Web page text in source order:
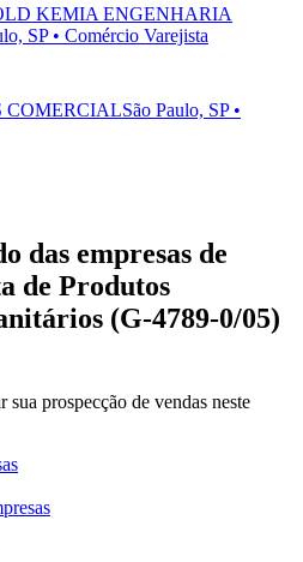
KEMIA ENGENHARIA
SP • Comércio Varejista
COMERCIALSão Paulo, SP •
das empresas de
de Produtos
(G-4789-0/05)
prospecção de vendas neste